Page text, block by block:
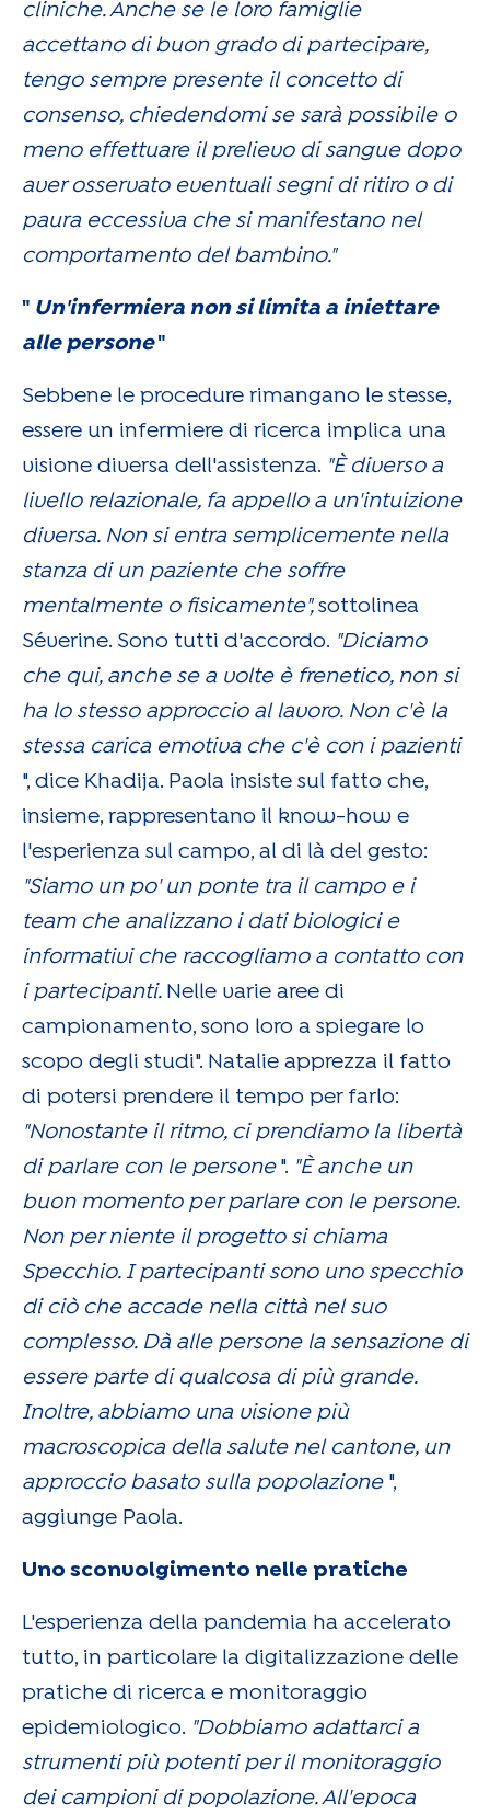
cliniche. Anche se le loro famiglie
accettano di buon grado di partecipare,
tengo sempre presente il concetto di
consenso, chiedendomi se sarà possibile o
meno effettuare il prelievo di sangue dopo
aver osservato eventuali segni di ritiro o di
paura eccessiva che si manifestano nel
comportamento del bambino."
" Un'infermiera non si limita a iniettare
alle persone"
Sebbene le procedure rimangano le stesse,
essere un infermiere di ricerca implica una
visione diversa dell'assistenza. "È diverso a
livello relazionale, fa appello a un'intuizione
diversa. Non si entra semplicemente nella
stanza di un paziente che soffre
mentalmente o fisicamente", sottolinea
Séverine. Sono tutti d'accordo. "Diciamo
che qui, anche se a volte è frenetico, non si
ha lo stesso approccio al lavoro. Non c'è la
stessa carica emotiva che c'è con i pazienti
", dice Khadija. Paola insiste sul fatto che,
insieme, rappresentano il know-how e
l'esperienza sul campo, al di là del gesto:
"Siamo un po' un ponte tra il campo e i
team che analizzano i dati biologici e
informativi che raccogliamo a contatto con
i partecipanti. Nelle varie aree di
campionamento, sono loro a spiegare lo
scopo degli studi". Natalie apprezza il fatto
di potersi prendere il tempo per farlo:
"Nonostante il ritmo, ci prendiamo la libertà
di parlare con le persone". "È anche un
buon momento per parlare con le persone.
Non per niente il progetto si chiama
Specchio. I partecipanti sono uno specchio
di ciò che accade nella città nel suo
complesso. Dà alle persone la sensazione di
essere parte di qualcosa di più grande.
Inoltre, abbiamo una visione più
macroscopica della salute nel cantone, un
approccio basato sulla popolazione ",
aggiunge Paola.
Uno sconvolgimento nelle pratiche
L'esperienza della pandemia ha accelerato
tutto, in particolare la digitalizzazione delle
pratiche di ricerca e monitoraggio
epidemiologico. "Dobbiamo adattarci a
strumenti più potenti per il monitoraggio
dei campioni di popolazione. All'epoca